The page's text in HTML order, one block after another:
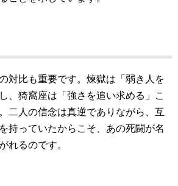
対比も重要です。煉獄は「弱き人を
、猗窩座は「強さを追い求める」こ
二人の信念は真逆でありながら、互
持っていたからこそ、あの死闘が名
れるのです。